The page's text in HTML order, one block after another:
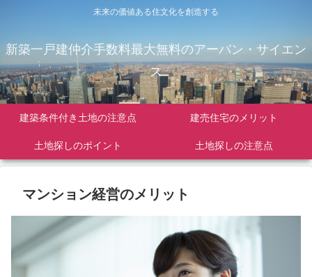
未来の価値ある住文化を創造する
新築一戸建仲介手数料最大無料のアーバン・サイエン
ス
建築条件付き土地の注意点 建売住宅のメリット
土地探しのポイント 土地探しの注意点
マンション経営のメリット